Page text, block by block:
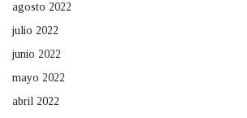
agosto 2022
julio 2022
junio 2022
mayo 2022
abril 2022